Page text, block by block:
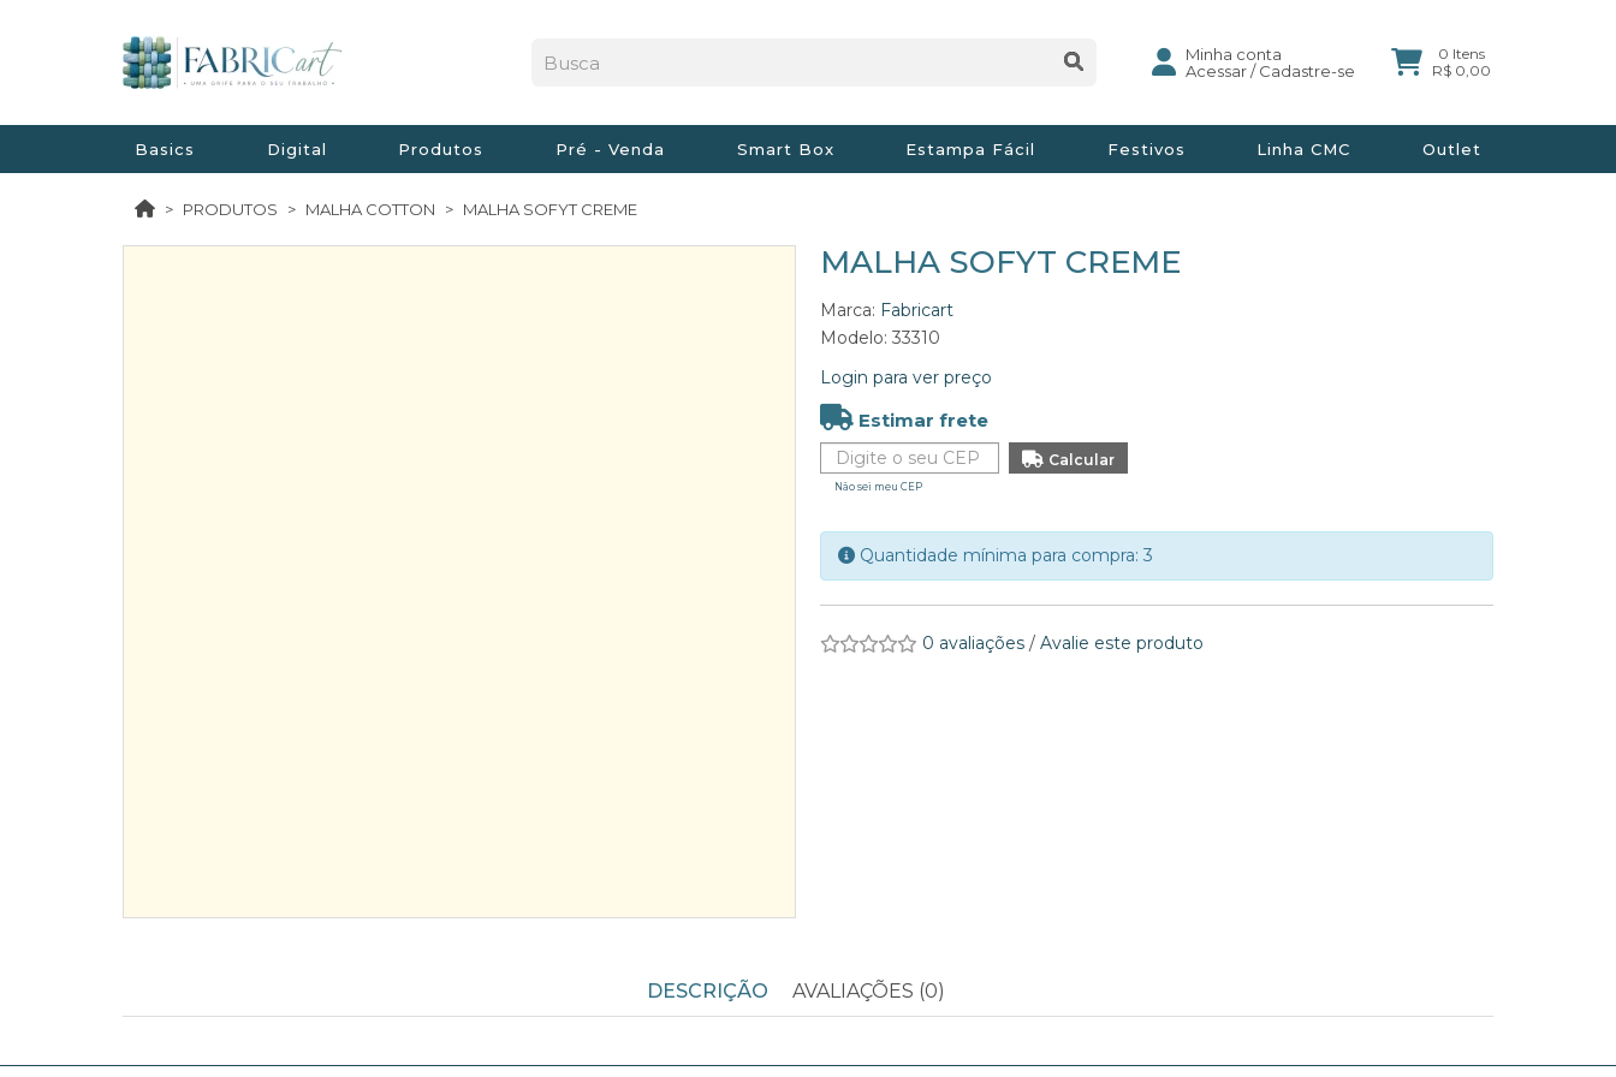
Minha conta
Acessar/Cadastre-se
0 Itens
R$ 0,00
Basics Digital Produtos Pré - Venda Smart Box Estampa Fácil Festivos Linha CMC Outlet
PRODUTOS MALHA COTTON MALHA SOFYT CREME
MALHA SOFYT CREME
Marca: Fabricart
Modelo: 33310
Login para ver preço
Estimar frete
Não sei meu CEP
Quantidade mínima para compra: 3
0 avaliações / Avalie este produto
DESCRIÇÃO AVALIAÇÕES (0)